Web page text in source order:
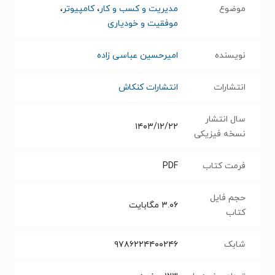
موضوع مدیریت و کسب و کار،کامپیوتر،
موفقیت و خودیاری
نویسنده امیرحسین عباسی زاده
انتشارات انتشارات کنکاش
سال انتشار
نسخه فیزیکی
۱۴۰۳/۱۲/۲۲
فرمت کتاب PDF
حجم فایل
کتاب
۳.۰۶ مگابایت
شابک ۹۷۸۶۲۲۴۴۰۰۲۴۶